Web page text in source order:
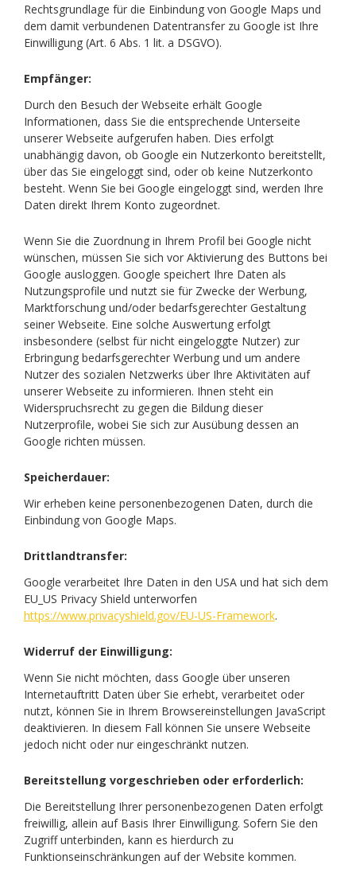
Rechtsgrundlage für die Einbindung von Google Maps und
dem damit verbundenen Datentransfer zu Google ist Ihre
Einwilligung (Art. 6 Abs. 1 lit. a DSGVO).
Empfänger:
Durch den Besuch der Webseite erhält Google
Informationen, dass Sie die entsprechende Unterseite
unserer Webseite aufgerufen haben. Dies erfolgt
unabhängig davon, ob Google ein Nutzerkonto bereitstellt,
über das Sie eingeloggt sind, oder ob keine Nutzerkonto
besteht. Wenn Sie bei Google eingeloggt sind, werden Ihre
Daten direkt Ihrem Konto zugeordnet.
Wenn Sie die Zuordnung in Ihrem Profil bei Google nicht
wünschen, müssen Sie sich vor Aktivierung des Buttons bei
Google ausloggen. Google speichert Ihre Daten als
Nutzungsprofile und nutzt sie für Zwecke der Werbung,
Marktforschung und/oder bedarfsgerechter Gestaltung
seiner Webseite. Eine solche Auswertung erfolgt
insbesondere (selbst für nicht eingeloggte Nutzer) zur
Erbringung bedarfsgerechter Werbung und um andere
Nutzer des sozialen Netzwerks über Ihre Aktivitäten auf
unserer Webseite zu informieren. Ihnen steht ein
Widerspruchsrecht zu gegen die Bildung dieser
Nutzerprofile, wobei Sie sich zur Ausübung dessen an
Google richten müssen.
Speicherdauer:
Wir erheben keine personenbezogenen Daten, durch die
Einbindung von Google Maps.
Drittlandtransfer:
Google verarbeitet Ihre Daten in den USA und hat sich dem
EU_US Privacy Shield unterworfen
https://www.privacyshield.gov/EU-US-Framework.
Widerruf der Einwilligung:
Wenn Sie nicht möchten, dass Google über unseren
Internetauftritt Daten über Sie erhebt, verarbeitet oder
nutzt, können Sie in Ihrem Browsereinstellungen JavaScript
deaktivieren. In diesem Fall können Sie unsere Webseite
jedoch nicht oder nur eingeschränkt nutzen.
Bereitstellung vorgeschrieben oder erforderlich:
Die Bereitstellung Ihrer personenbezogenen Daten erfolgt
freiwillig, allein auf Basis Ihrer Einwilligung. Sofern Sie den
Zugriff unterbinden, kann es hierdurch zu
Funktionseinschränkungen auf der Website kommen.